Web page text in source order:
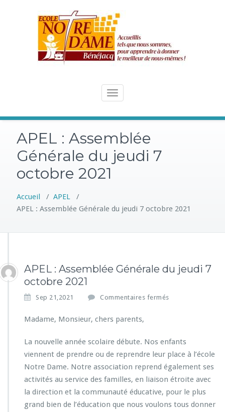
Toggle
APEL : Assemblée
Générale du jeudi 7
octobre 2021
Accueil / APEL /
APEL : Assemblée Générale du jeudi 7 octobre 2021
APEL : Assemblée Générale du jeudi 7
octobre 2021
Sep 21,2021 Commentaires fermés
P
E
L
:
A
s
e
Madame, Monsieur, chers parents,
La nouvelle année scolaire débute. Nos enfants
viennent de prendre ou de reprendre leur place à l’école
Notre Dame. Notre association reprend également ses
activités au service des familles, en liaison étroite avec
la direction et la communauté éducative, pour le plus
grand bien de l’éducation que nous voulons tous donner